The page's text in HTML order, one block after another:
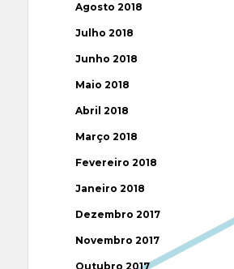
Agosto 2018
Julho 2018
Junho 2018
Maio 2018
Abril 2018
Março 2018
Fevereiro 2018
Janeiro 2018
Dezembro 2017
Novembro 2017
Outubro 2017